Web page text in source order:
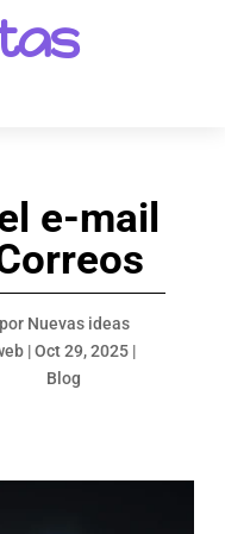
e-mail
por Nuevas ideas
|Oct 29, 2025|
Blog